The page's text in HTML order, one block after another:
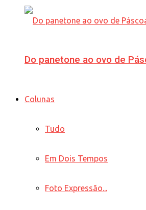
Do panetone ao ovo de
Colunas
Tudo
Em Dois Tempos
Foto Expressão...